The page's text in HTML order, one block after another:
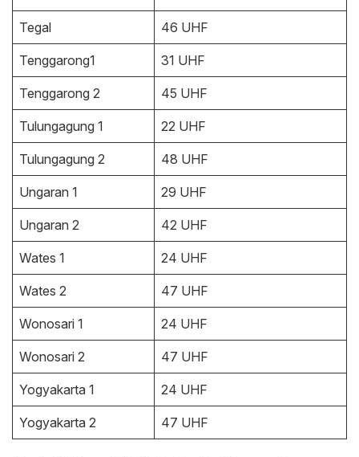
Tegal 46 UHF
Tenggarong1 31 UHF
Tenggarong 2 45 UHF
Tulungagung 1 22 UHF
Tulungagung 2 48 UHF
Ungaran 1 29 UHF
Ungaran 2 42 UHF
Wates 1 24 UHF
Wates 2 47 UHF
Wonosari 1 24 UHF
Wonosari 2 47 UHF
Yogyakarta 1 24 UHF
Yogyakarta 2 47 UHF